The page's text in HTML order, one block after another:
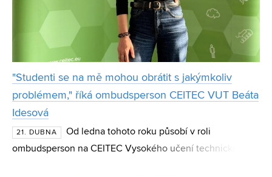
"Studenti se na mě mohou obrátit s jakýmkoliv
problémem," říká ombudsperson CEITEC VUT Beáta
Idesová
21. DUBNA
Od ledna tohoto roku působí v roli
ombudsperson na CEITEC Vysokého učení technického v